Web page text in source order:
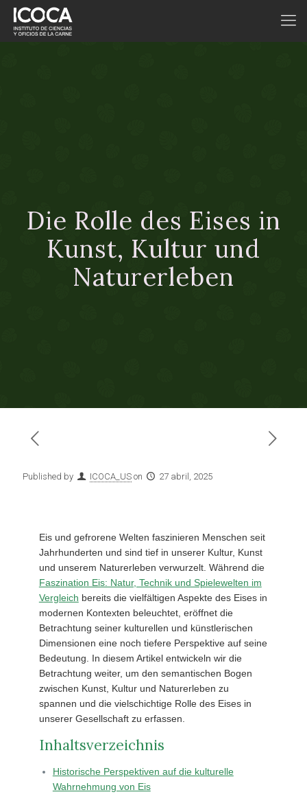
Die Rolle des Eises in
Kunst, Kultur und
Naturerleben
Published by ICOCA_US on 27 abril, 2025
Eis und gefrorene Welten faszinieren Menschen seit
Jahrhunderten und sind tief in unserer Kultur, Kunst
und unserem Naturerleben verwurzelt. Während die
Faszination Eis: Natur, Technik und Spielewelten im
Vergleich bereits die vielfältigen Aspekte des Eises in
modernen Kontexten beleuchtet, eröffnet die
Betrachtung seiner kulturellen und künstlerischen
Dimensionen eine noch tiefere Perspektive auf seine
Bedeutung. In diesem Artikel entwickeln wir die
Betrachtung weiter, um den semantischen Bogen
zwischen Kunst, Kultur und Naturerleben zu
spannen und die vielschichtige Rolle des Eises in
unserer Gesellschaft zu erfassen.
Inhaltsverzeichnis
Historische Perspektiven auf die kulturelle
Wahrnehmung von Eis